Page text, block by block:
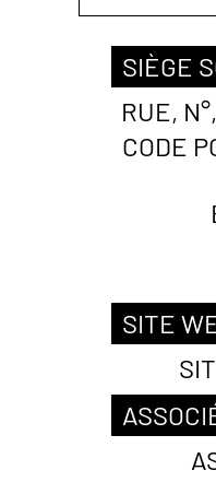
SIÈGE
RUE,
CODE
SITE